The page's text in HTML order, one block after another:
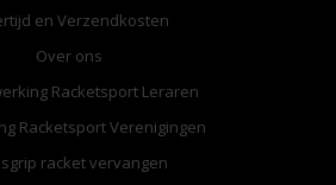
en Verzendkosten
Over ons
Racketsport Leraren
Racketsport Verenigingen
racket vervangen